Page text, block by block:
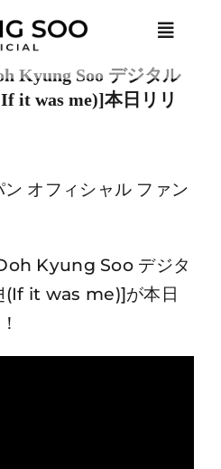
Toggle
Kyung Soo デジタル
it was me)]本日リリ
ン オフィシャル ファン
Kyung Soo デジタ
(If it was me)]が本日